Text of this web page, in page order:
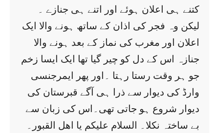
کتنے ہی اعلان ہوئے اور اتنے ہی جنازے ۔
لیکن وہ فجر کی اذان کے ساتھ ہونے والا ایک
اعلان اور مغرب کی نماز کے بعد ہونے والا
جنازہ اس کے دل کو چیر گیا تھا ایک ایسا زخم
جو ہر وقت رستا رہتا ۔اور پھر ایمرجنسی
وارڈ کی دیوار سے ذرا ہی آگے قبرستان کی
دیوار شروع ہو جاتی تھی۔اس کی زبان سے
بے ساختہ نکلا۔ السلام علیکم یا اھل القبور۔